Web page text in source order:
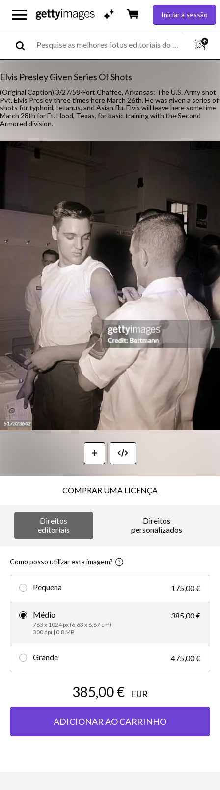
Iniciar a sessão
Elvis Presley Given Series Of Shots
(Original Caption) 3/27/58-Fort Chaffee, Arkansas: The U.S. Army shot
Pvt. Elvis Presley three times here March 26th. He was given a series of
shots for typhoid, tetanus, and Asian flu. Elvis will leave here sometime
March 28th for Ft. Hood, Texas, for basic training with the Second
Armored division.
COMPRAR UMA LICENÇA
Direitos
editoriais
Direitos
personalizados
Como posso utilizar esta imagem?
Pequena 175,00 €
Médio
783 x 1024 px (6,63 x 8,67 cm)
300 dpi | 0.8 MP
385,00 €
Grande 475,00 €
385,00 € EUR
ADICIONAR AO CARRINHO